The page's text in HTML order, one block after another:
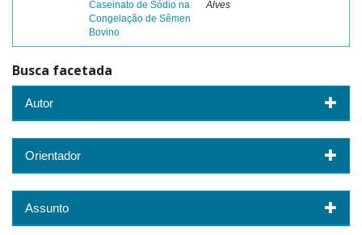
Caseinato de Sódio na
Congelação de Sêmen
Bovino
Alves
Busca facetada
Autor
Orientador
Assunto